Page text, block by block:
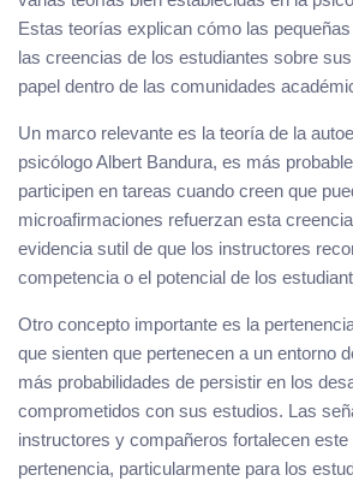
Estas teorías explican cómo las
las creencias de los estudiantes sobre
papel dentro de las comunidades
Un marco relevante es la teoría de la
psicólogo Albert Bandura, es más
participen en tareas cuando creen que
microafirmaciones refuerzan esta
evidencia sutil de que los instructores
competencia o el potencial de los
Otro concepto importante es la
que sienten que pertenecen a un entorno
más probabilidades de persistir en los
comprometidos con sus estudios. Las
instructores y compañeros fortalecen este
pertenencia, particularmente para los